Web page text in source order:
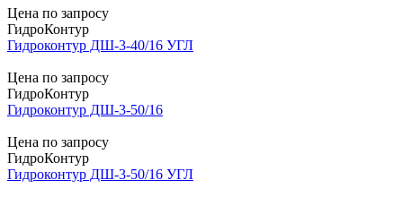
Цена по запросу
ГидроКонтур
Гидроконтур ДШ-3-40/16 УГЛ
Цена по запросу
ГидроКонтур
Гидроконтур ДШ-3-50/16
Цена по запросу
ГидроКонтур
Гидроконтур ДШ-3-50/16 УГЛ